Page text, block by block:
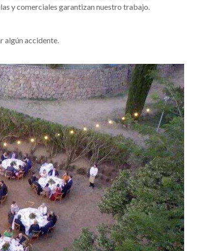
y comerciales garantizan nuestro trabajo.
algún accidente.